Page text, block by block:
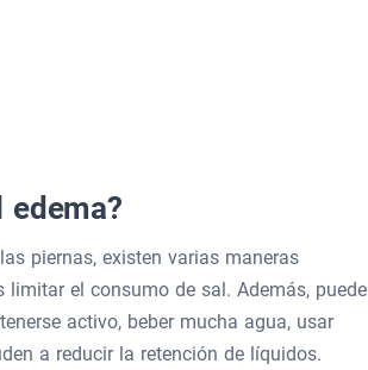
edema?
piernas, existen varias maneras
el consumo de sal. Además, puede
activo, beber mucha agua, usar
a reducir la retención de líquidos.